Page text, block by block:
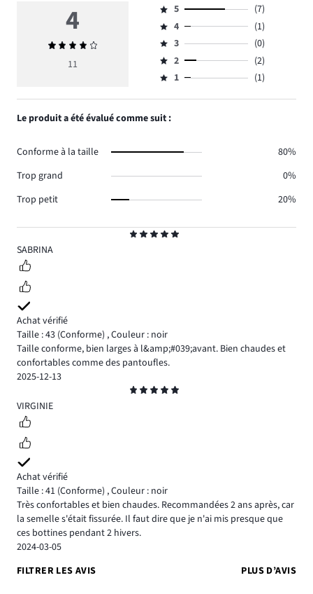
5
SABRINA
Achat vérifié
Taille : 43 (Conforme) ,Couleur : noir
Taille conforme, bien larges à l&amp;#039;avant. Bien chaudes et
confortables comme des pantoufles.
2025-12-13
5
VIRGINIE
Achat vérifié
Taille : 41 (Conforme) ,Couleur : noir
Très confortables et bien chaudes. Recommandées 2 ans après, car
la semelle s'était fissurée. Il faut dire que je n'ai mis presque que
ces bottines pendant 2 hivers.
2024-03-05
FILTRER LES AVIS
PLUS D’AVIS
4
Note
moyenne
11
Note
5,
nombre
de
votes
7.
5
(7)
Note
4,
nombre
de
1.
4
(1)
Note
3,
nombre
0.
3
(0)
Note
2,
votes
2
(2)
Note
1,
nombre
de
1.
1 (1)
Le produit a été évalué comme suit :
Conforme à la taille
80%
Trop grand
0%
Trop petit
20%